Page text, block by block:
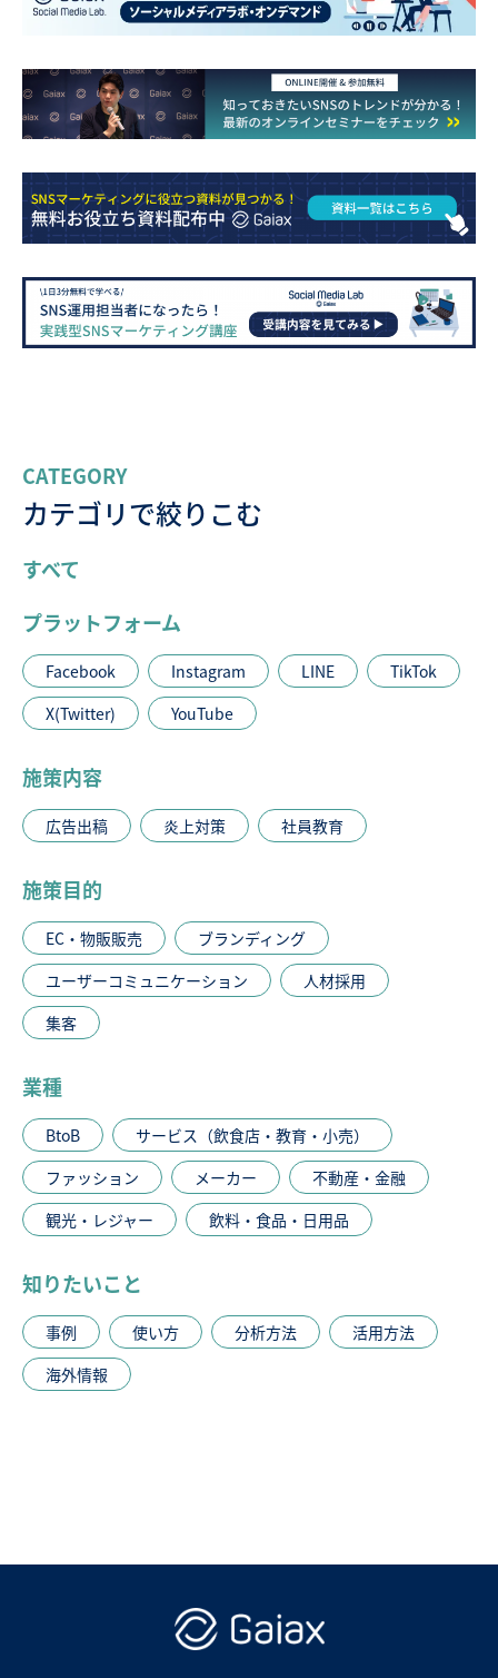
CATEGORY
カテゴリで絞りこむ
すべて
プラットフォーム
Facebook Instagram LINE
TikTok
X(Twitter)
YouTube
施策内容
広告出稿 炎上対策 社員教育
施策目的
EC・物販販売
ブランディング
ユーザーコミュニケーション
人材採用
集客
業種
BtoB
サービス（飲食店・教育・小売）
ファッション
メーカー
不動産・金融
観光・レジャー
飲料・食品・日用品
知りたいこと
事例 使い方 分析方法
活用方法
海外情報